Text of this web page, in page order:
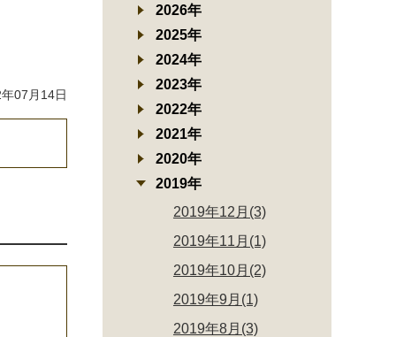
07月14日
2026年
2025年
2024年
2023年
2022年
2021年
2020年
2019年
2019年12月(3)
2019年11月(1)
2019年10月(2)
2019年9月(1)
2019年8月(3)